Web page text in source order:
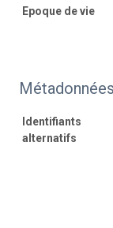
Epoque de vie
Identifiants
alternatifs